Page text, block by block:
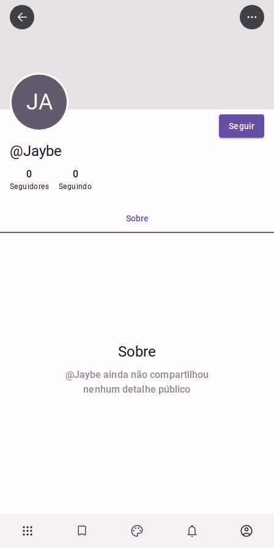
JA
Seguir
@Jaybe
0
Seguidores
0
Seguindo
Sobre
Sobre
@Jaybe ainda não compartilhou
nenhum detalhe público